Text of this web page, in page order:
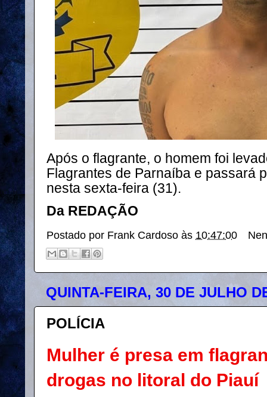
Após o flagrante, o homem foi
Flagrantes de Parnaíba e passará
nesta sexta-feira (31).
Da REDAÇÃO
Postado por Frank Cardoso às 10:47:00
QUINTA-FEIRA, 30 DE JULHO
POLÍCIA
Mulher é presa em
drogas no litoral do Piauí